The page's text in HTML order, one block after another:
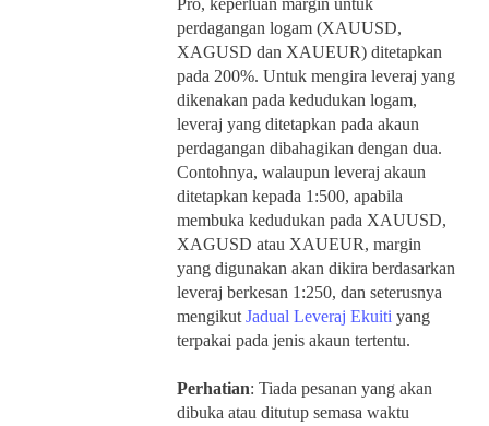
Pro, keperluan margin untuk
perdagangan logam (XAUUSD,
XAGUSD dan XAUEUR) ditetapkan
pada 200%. Untuk mengira leveraj yang
dikenakan pada kedudukan logam,
leveraj yang ditetapkan pada akaun
perdagangan dibahagikan dengan dua.
Contohnya, walaupun leveraj akaun
ditetapkan kepada 1:500, apabila
membuka kedudukan pada XAUUSD,
XAGUSD atau XAUEUR, margin
yang digunakan akan dikira berdasarkan
leveraj berkesan 1:250, dan seterusnya
mengikutJadual Leveraj Ekuiti yang
terpakai pada jenis akaun tertentu.
Perhatian: Tiada pesanan yang akan
dibuka atau ditutup semasa waktu